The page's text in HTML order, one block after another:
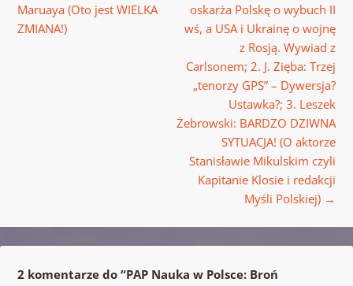
Maruaya (Oto jest WIELKA
ZMIANA!)
oskarża Polskę o wybuch II
wś, a USA i Ukrainę o wojnę
z Rosją. Wywiad z
Carlsonem; 2. J. Zięba: Trzej
„tenorzy GPS” – Dywersja?
Ustawka?; 3. Leszek
Żebrowski: BARDZO DZIWNA
SYTUACJA! (O aktorze
Stanisławie Mikulskim czyli
Kapitanie Klosie i redakcji
Myśli Polskiej) →
2 komentarze do “PAP Nauka w Polsce: Broń